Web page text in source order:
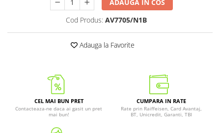
ADAUGA IN COS
Cod Produs: AV7705/N1B
Adauga la Favorite
CEL MAI BUN PRET
Contacteaza-ne daca ai gasit un pret
mai bun!
CUMPARA IN RATE
Rate prin Raiffeisen, Card Avantaj,
BT, Unicredit, Garanti, TBI